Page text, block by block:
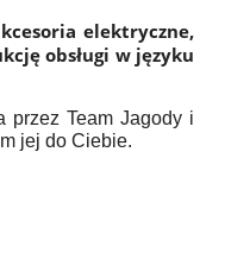
elektryczne,
obsługi w języku
przez Team Jagody i
jej do Ciebie.